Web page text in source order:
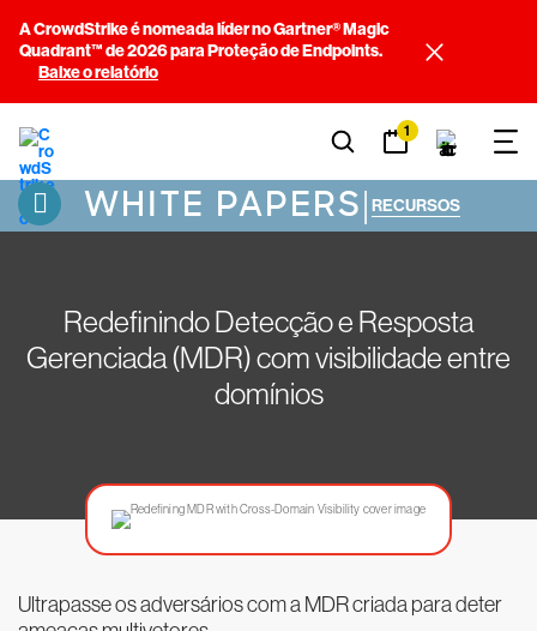
A CrowdStrike é nomeada líder no Gartner® Magic
Quadrant™ de 2026 para Proteção de Endpoints.
Baixe o relatório
1
WHITE PAPERS| RECURSOS
Redefinindo Detecção e Resposta
Gerenciada (MDR) com visibilidade entre
domínios
Ultrapasse os adversários com a MDR criada para deter